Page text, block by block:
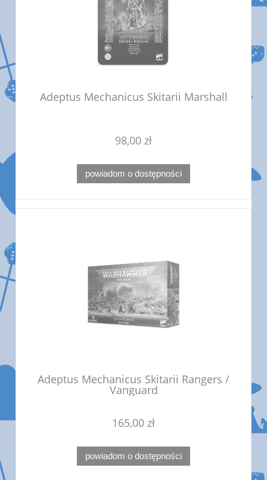
Adeptus Mechanicus Skitarii Marshall
98,00 zł
powiadom o dostępności
Adeptus Mechanicus Skitarii Rangers /
Vanguard
165,00 zł
powiadom o dostępności